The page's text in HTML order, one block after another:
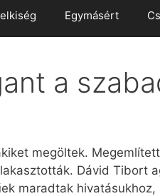
Egymásért
a
megöltek.
Dávid Tibort
maradtak